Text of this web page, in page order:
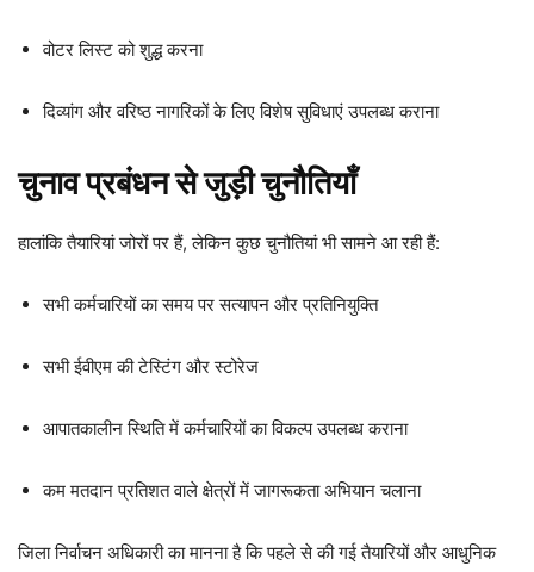
वोटर लिस्ट को शुद्ध करना
दिव्यांग और वरिष्ठ नागरिकों के लिए विशेष सुविधाएं उपलब्ध कराना
चुनाव प्रबंधन से जुड़ी चुनौतियाँ
हालांकि तैयारियां जोरों पर हैं, लेकिन कुछ चुनौतियां भी सामने आ रही हैं:
सभी कर्मचारियों का समय पर सत्यापन और प्रतिनियुक्ति
सभी ईवीएम की टेस्टिंग और स्टोरेज
आपातकालीन स्थिति में कर्मचारियों का विकल्प उपलब्ध कराना
कम मतदान प्रतिशत वाले क्षेत्रों में जागरूकता अभियान चलाना
जिला निर्वाचन अधिकारी का मानना है कि पहले से की गई तैयारियों और आधुनिक